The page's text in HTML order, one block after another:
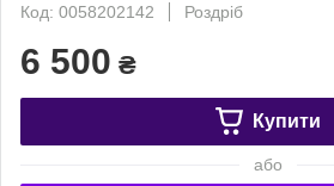
Код: 0058202142
Роздріб
6 500 ₴
Купити
або